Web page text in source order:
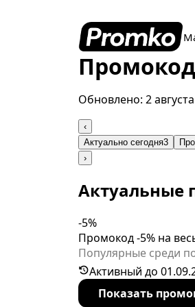
Обновлено: 2
‹
Актуально сегодня3
›
Актуальные
-5%
Промокод -5% на
Популярные среди
стоимости в рамках
Активный до
Показать